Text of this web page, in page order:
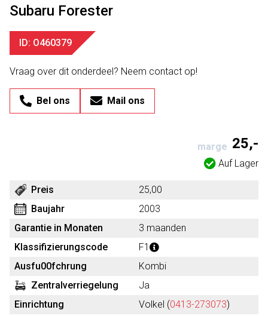
Subaru Forester
ID: O460379
Vraag over dit onderdeel? Neem contact op!
Bel ons Mail ons
marge 25,-
Auf Lager
Preis
25,00
Baujahr
2003
Garantie in Monaten
3 maanden
Klassifizierungscode
F1
Ausfu00fchrung
Kombi
Zentralverriegelung
Ja
Einrichtung
Volkel (0413-273073)